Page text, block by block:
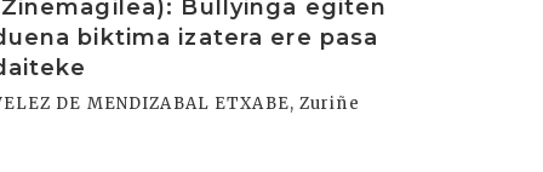
Bullyinga egiten
biktima izatera ere pasa
DE MENDIZABAL ETXABE, Zuriñe